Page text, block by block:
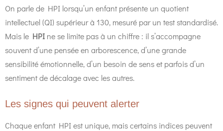
On parle de HPI lorsqu’un enfant présente un quotient
intellectuel (QI) supérieur à 130, mesuré par un test standardisé.
Mais le HPI ne se limite pas à un chiffre : il s’accompagne
souvent d’une pensée en arborescence, d’une grande
sensibilité émotionnelle, d’un besoin de sens et parfois d’un
sentiment de décalage avec les autres.
Les signes qui peuvent alerter
Chaque enfant HPI est unique, mais certains indices peuvent